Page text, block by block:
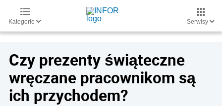
Kategorie Serwisy
Czy prezenty świąteczne
wręczane pracownikom są
ich przychodem?